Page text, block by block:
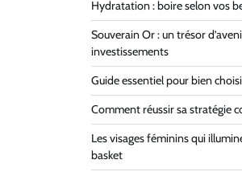
Hydratation : boire selon vos
Souverain Or : un trésor
investissements
Guide essentiel pour bien
Comment réussir sa stratégie
Les visages féminins qui
basket